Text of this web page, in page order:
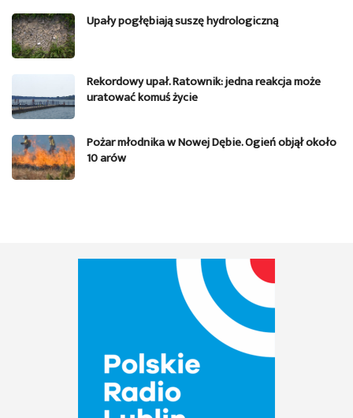
Upały pogłębiają suszę hydrologiczną
Rekordowy upał. Ratownik: jedna reakcja może
uratować komuś życie
Pożar młodnika w Nowej Dębie. Ogień objął około
10 arów